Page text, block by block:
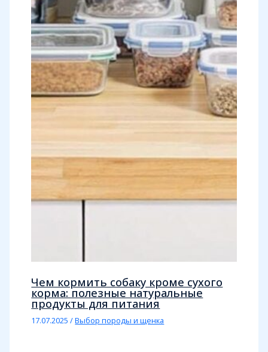
Чем кормить собаку кроме сухого
корма: полезные натуральные
продукты для питания
17.07.2025/Выбор породы и щенка